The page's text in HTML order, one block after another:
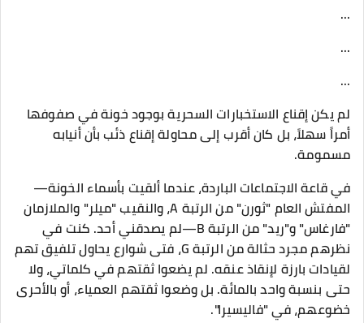
...
...
...
لم يكن إقناع الاستخبارات السحرية بوجود خونة في صفوفها
أمراً سهلاً، بل كان أقرب إلى محاولة إقناع ذئب بأن أنيابه
مسمومة.
​في قاعة الاجتماعات الباردة، عندما ألقيت بأسماء الخونة—
المفتش العام "ثورن" من الرتبة A، والنقيب "ميلر" والملازمان
"فارغاس" و"ريد" من الرتبة B—لم يصدقني أحد. كنت في
نظرهم مجرد حثالة من الرتبة G، فتى شوارع يحاول تلفيق تهم
لقيادات بارزة لإنقاذ عنقه. لم يضعوا ثقتهم في كلماتي، ولا
حتى بنسبة واحد بالمائة. بل وضعوا ثقتهم العمياء، أو بالأحرى
خضوعهم، في "فاليسيرا".